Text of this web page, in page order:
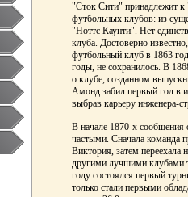
"Сток Сити" принадлежит к
футбольных клубов: из
"Ноттс Каунти". Нет
клуба. Достоверно
футбольный клуб в 1863
годы, не сохранилось. В
о клубе, созданном
Амонд забил первый гол в
выбрав карьеру инженера-
В начале 1870-х сообщения
частыми. Сначала команда
Виктория, затем
другими лучшими клубами
году состоялся первый
только стали первыми